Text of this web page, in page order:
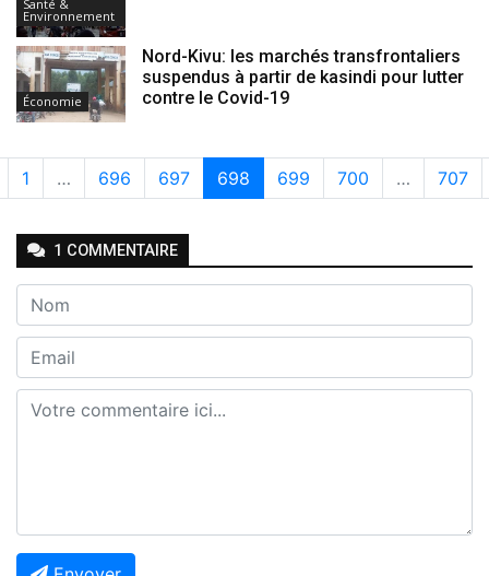
Santé &
Environnement
Économie
Nord-Kivu: les marchés transfrontaliers
suspendus à partir de kasindi pour lutter
contre le Covid-19
1 … 696 697 698 699 700 … 707
1 COMMENTAIRE